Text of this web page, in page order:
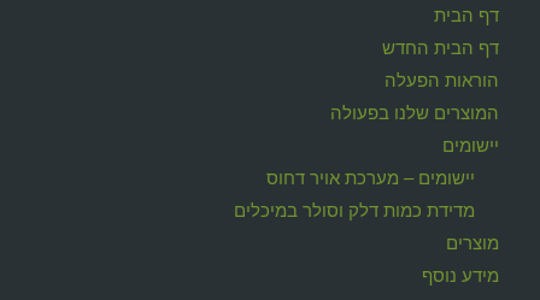
דף הבית
דף הבית החדש
הוראות הפעלה
המוצרים שלנו בפעולה
יישומים
יישומים – מערכת אויר דחוס
מדידת כמות דלק וסולר במיכלים
מוצרים
מידע נוסף